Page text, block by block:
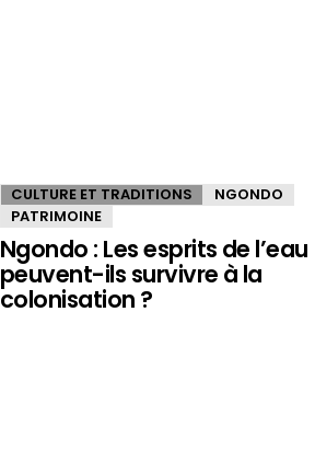
CULTURE ET TRADITIONS
NGONDO
PATRIMOINE
Ngondo : Les esprits de l’eau
peuvent-ils survivre à la
colonisation ?